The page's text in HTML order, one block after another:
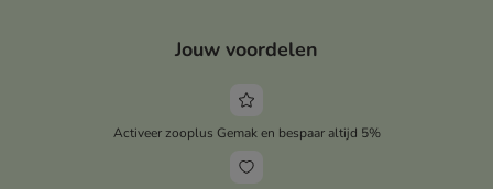
Jouw voordelen
Activeer zooplus Gemak en bespaar altijd 5%